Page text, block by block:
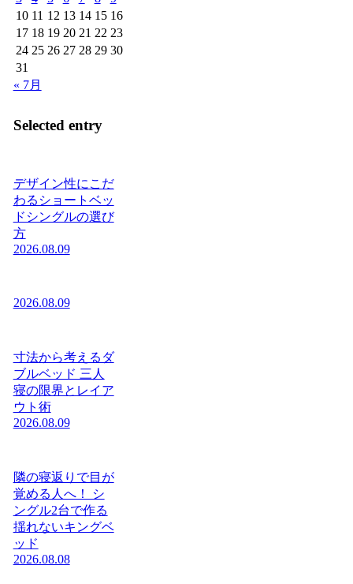
10 11 12 13 14 15 16
17 18 19 20 21 22 23
24 25 26 27 28 29 30
31
« 7月
Selected entry
デザイン性にこだ
わるショートベッ
ドシングルの選び
方
2026.08.09
2026.08.09
寸法から考えるダ
ブルベッド 三人
寝の限界とレイア
ウト術
2026.08.09
隣の寝返りで目が
覚める人へ！ シ
ングル2台で作る
揺れないキングベ
ッド
2026.08.08